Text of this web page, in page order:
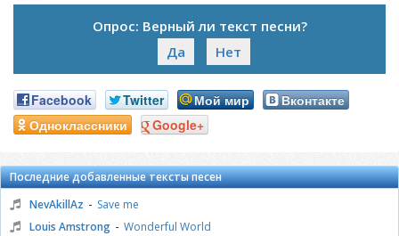
Опрос: Верный ли текст песни?
Да
Нет
Facebook Twitter Мой мир
Вконтакте
Одноклассники
Google+
Последние добавленные тексты песен
NevAkillAz - Save me
Louis Amstrong - Wonderful World